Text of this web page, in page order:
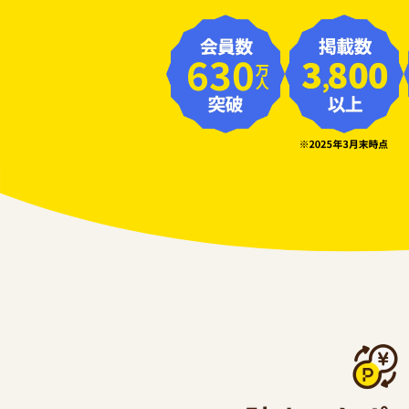
630万人